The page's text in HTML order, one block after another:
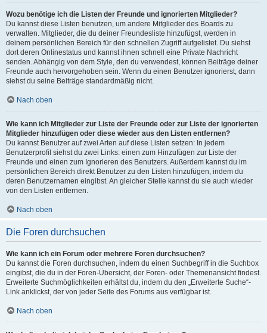
Wozu benötige ich die Listen der Freunde und ignorierten Mitglieder?
Du kannst diese Listen benutzen, um andere Mitglieder des Boards zu
verwalten. Mitglieder, die du deiner Freundesliste hinzufügst, werden in
deinem persönlichen Bereich für den schnellen Zugriff aufgelistet. Du siehst
dort deren Onlinestatus und kannst ihnen schnell eine Private Nachricht
senden. Abhängig von dem Style, den du verwendest, können Beiträge deiner
Freunde auch hervorgehoben sein. Wenn du einen Benutzer ignorierst, dann
siehst du seine Beiträge standardmäßig nicht.
Nach oben
Wie kann ich Mitglieder zur Liste der Freunde oder zur Liste der ignorierten
Mitglieder hinzufügen oder diese wieder aus den Listen entfernen?
Du kannst Benutzer auf zwei Arten auf diese Listen setzen: In jedem
Benutzerprofil siehst du zwei Links: einen zum Hinzufügen zur Liste der
Freunde und einen zum Ignorieren des Benutzers. Außerdem kannst du im
persönlichen Bereich direkt Benutzer zu den Listen hinzufügen, indem du
deren Benutzernamen eingibst. An gleicher Stelle kannst du sie auch wieder
von den Listen entfernen.
Nach oben
Die Foren durchsuchen
Wie kann ich ein Forum oder mehrere Foren durchsuchen?
Du kannst die Foren durchsuchen, indem du einen Suchbegriff in die Suchbox
eingibst, die du in der Foren-Übersicht, der Foren- oder Themenansicht findest.
Erweiterte Suchmöglichkeiten erhältst du, indem du den „Erweiterte Suche“-
Link anklickst, der von jeder Seite des Forums aus verfügbar ist.
Nach oben